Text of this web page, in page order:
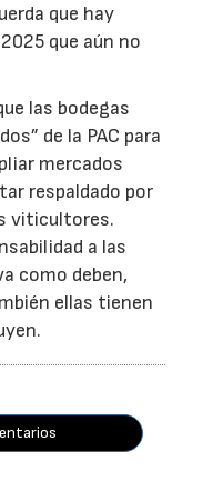
que hay
que aún no
las bodegas
de la PAC para
mercados
respaldado por
viticultores.
a las
como deben,
ellas tienen